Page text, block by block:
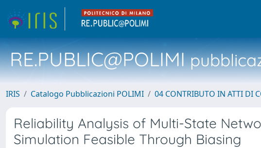
RE.PUBLIC@POLIMI
IRIS Catalogo Pubblicazioni POLIMI 04 CONTRIBUTO IN ATTI DI
Reliability Analysis of Multi-State
Simulation Feasible Through Biasing